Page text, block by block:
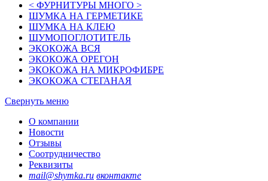
< ФУРНИТУРЫ МНОГО >
ШУМКА НА ГЕРМЕТИКЕ
ШУМКА НА КЛЕЮ
ШУМОПОГЛОТИТЕЛЬ
ЭКОКОЖА ВСЯ
ЭКОКОЖА ОРЕГОН
ЭКОКОЖА НА МИКРОФИБРЕ
ЭКОКОЖА СТЕГАНАЯ
Свернуть меню
О компании
Новости
Отзывы
Соотрудничество
Реквизиты
mail@shymka.ru вконтакте